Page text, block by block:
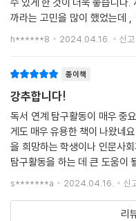
까라는 고민을 많이 했었는데 ,
한 독서활동의 길잡이가 되는
h******8 2024.04.16. 신고
종이책
강추합니다!
독서 연계 탐구활동이 매우 중
게도 매우 유용한 책이 나왔네
을 희망하는 학생이나 인문사
탐구활동을 하는 데 큰 도움이
에 탐구활동 예시, 딜레마 상
s*******a 2024.04.16. 신
리